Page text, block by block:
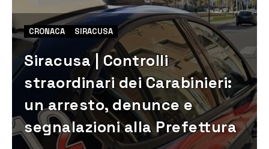
CRONACA SIRACUSA
Siracusa | Controlli
straordinari dei Carabinieri:
un arresto, denunce e
segnalazioni alla Prefettura